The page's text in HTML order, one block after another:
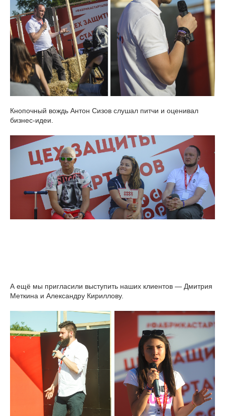
Кнопочный вождь Антон Сизов слушал питчи и оценивал
бизнес-идеи.
А ещё мы пригласили выступить наших клиентов — Дмитрия
Меткина и Александру Кириллову.